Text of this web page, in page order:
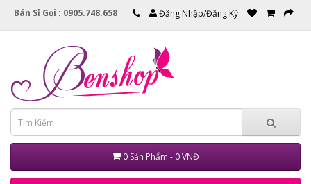
Bán Sỉ Gọi : 0905.748.658 Đăng Nhập/Đăng Ký
0 Sản Phẩm - 0 VNĐ